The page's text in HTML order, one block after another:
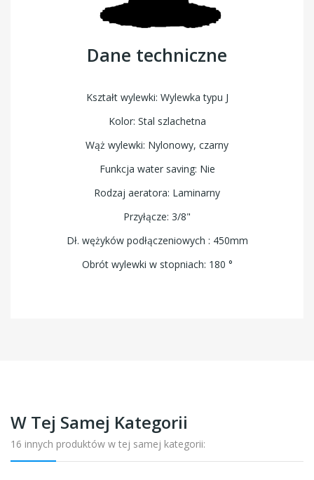
Dane techniczne
Kształt wylewki: Wylewka typu J
Kolor: Stal szlachetna
Wąż wylewki: Nylonowy, czarny
Funkcja water saving: Nie
Rodzaj aeratora: Laminarny
Przyłącze: 3/8"
Dł. wężyków podłączeniowych : 450mm
Obrót wylewki w stopniach: 180 °
W Tej Samej Kategorii
16 innych produktów w tej samej kategorii: